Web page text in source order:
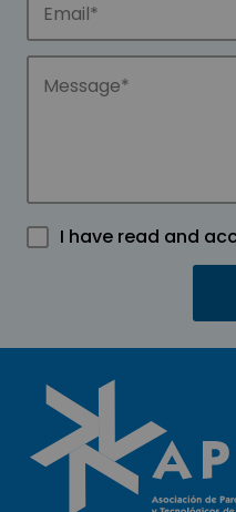
I have read and